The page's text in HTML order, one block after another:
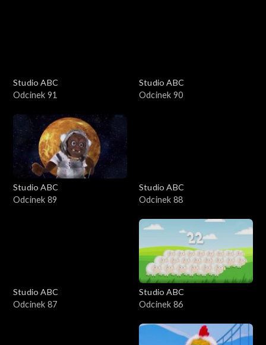
Studio ABC
Odcinek 91
Studio ABC
Odcinek 90
Studio ABC
Odcinek 89
Studio ABC
Odcinek 88
Studio ABC
Odcinek 87
Studio ABC
Odcinek 86